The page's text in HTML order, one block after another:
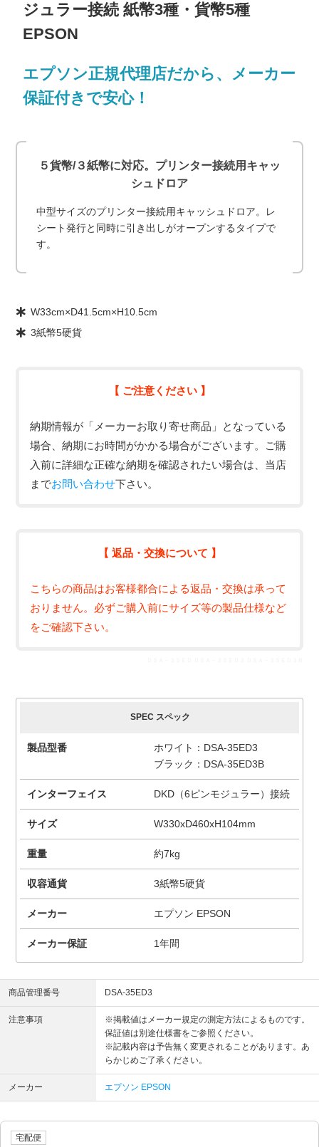
ジュラー接続 紙幣3種・貨幣5種
EPSON
エプソン正規代理店だから、メーカー
保証付きで安心！
５貨幣/３紙幣に対応。プリンター接続用キャッ
シュドロア
中型サイズのプリンター接続用キャッシュドロア。レ
シート発行と同時に引き出しがオープンするタイプで
す。
W33cm×D41.5cm×H10.5cm
3紙幣5硬貨
【 ご注意ください 】
納期情報が「メーカーお取り寄せ商品」となっている
場合、納期にお時間がかかる場合がございます。ご購
入前に詳細な正確な納期を確認されたい場合は、当店
までお問い合わせ下さい。
【 返品・交換について 】
こちらの商品はお客様都合による返品・交換は承って
おりません。必ずご購入前にサイズ等の製品仕様など
をご確認下さい。
SPEC スペック
製品型番
ホワイト：DSA-35ED3
ブラック：DSA-35ED3B
インターフェイス DKD（6ピンモジュラー）接続
サイズ W330xD460xH104mm
重量 約7kg
収容通貨 3紙幣5硬貨
メーカー エプソン EPSON
メーカー保証 1年間
商品管理番号 DSA-35ED3
注意事項
※掲載値はメーカー規定の測定方法によるものです。
保証値は別途仕様書をご参照ください。
※記載内容は予告無く変更されることがあります。あ
らかじめご了承ください。
メーカー エプソン EPSON
宅配便